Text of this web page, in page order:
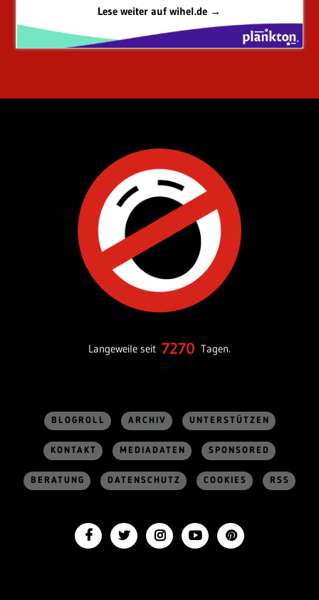
Lese weiter auf wihel.de →
Langeweile seit 7270 Tagen.
BLOGROLL ARCHIV UNTERSTÜTZEN
KONTAKT MEDIADATEN SPONSORED
BERATUNG DATENSCHUTZ COOKIES RSS